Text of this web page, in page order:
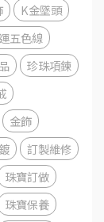
K金墜頭
五色線
珍珠項鍊
金飾
訂製維修
珠寶訂做
珠寶保養